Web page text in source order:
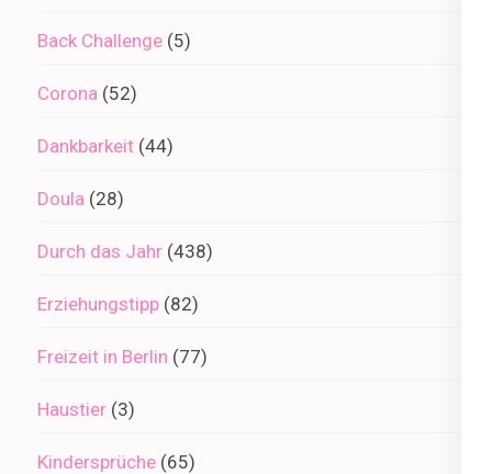
Back Challenge (5)
Corona (52)
Dankbarkeit (44)
Doula (28)
Durch das Jahr (438)
Erziehungstipp (82)
Freizeit in Berlin (77)
Haustier (3)
Kindersprüche (65)